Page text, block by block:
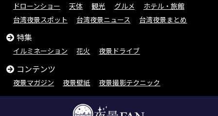
ドローンショー
天体 観光 グルメ
ホテル・旅館
台湾夜景スポット
台湾夜景ニュース 台湾夜景まとめ
特集
イルミネーション 花火 夜景ドライブ
コンテンツ
夜景マガジン 夜景壁紙 夜景撮影テクニック